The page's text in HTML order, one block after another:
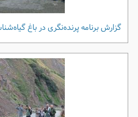
گزارش برنامه پرنده‌نگری در باغ گیاه‌شناسی | 26